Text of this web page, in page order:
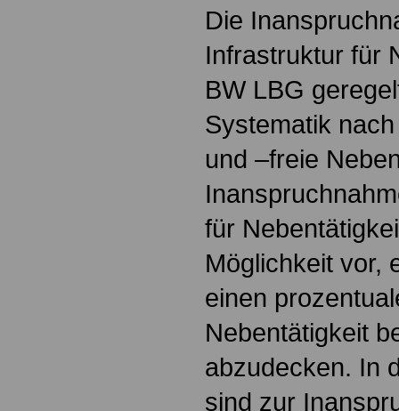
Die
Infrastruktur für
BW LBG
Systematik
und –freie
für
Möglichkeit vor,
einen
Nebentätigkeit
abzudecken. In
sind zur